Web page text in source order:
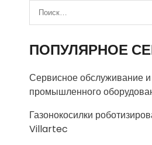
ПОПУЛЯРНОЕ
Сервисное обслуживание
промышленного
Газонокосилки
Villartec